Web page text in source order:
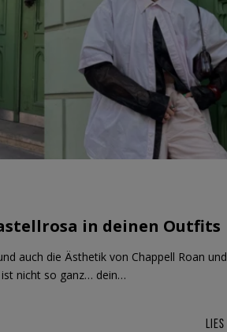
in deinen Outfits
auch die Ästhetik von Chappell Roan und
ist nicht so ganz… dein…
LIES